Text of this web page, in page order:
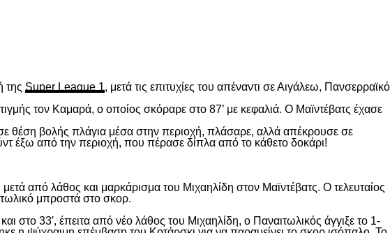
της Super League 1, μετά τις επιτυχίες του απέναντι σε Αιγάλεω, Πανσερραϊκό
τον Καμαρά, ο οποίος σκόραρε στο 87’ με κεφαλιά. Ο Μαϊντέβατς έχασε
θέση βολής πλάγια μέσα στην περιοχή, πλάσαρε, αλλά απέκρουσε σε
έξω από την περιοχή, που πέρασε δίπλα από το κάθετο δοκάρι!
από λάθος και μαρκάρισμα του Μιχαηλίδη στον Μαϊντέβατς. Ο τελευταίος
μπροστά στο σκορ.
στο 33′, έπειτα από νέο λάθος του Μιχαηλίδη, ο Παναιτωλικός άγγιξε το 1-